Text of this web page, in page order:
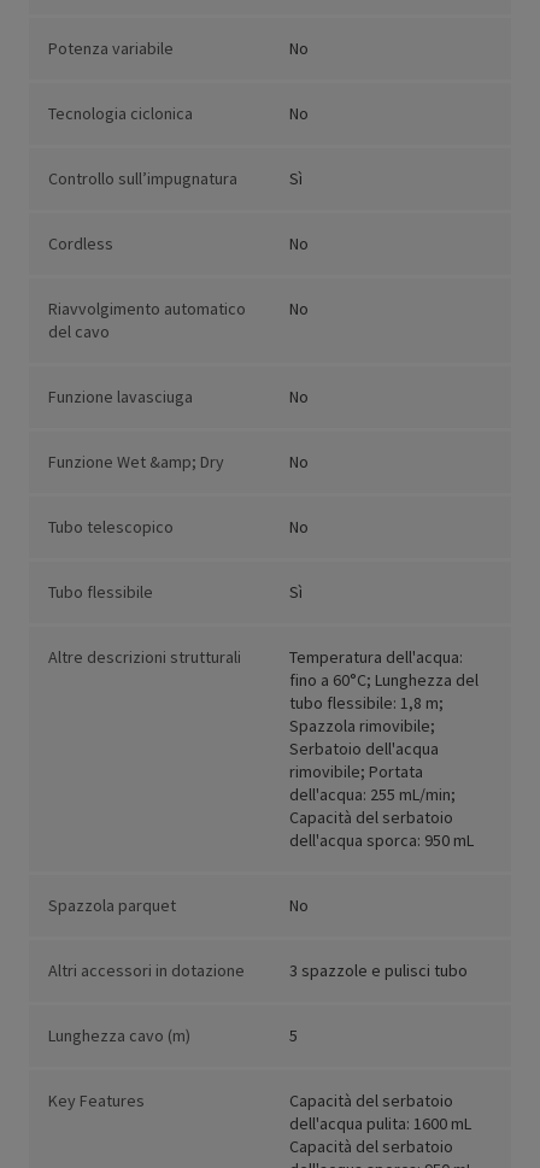
Potenza variabile No
Tecnologia ciclonica No
Controllo sull’impugnatura Sì
Cordless No
Riavvolgimento automatico
del cavo
No
Funzione lavasciuga No
Funzione Wet &amp; Dry No
Tubo telescopico No
Tubo flessibile Sì
Altre descrizioni strutturali
Temperatura dell'acqua:
fino a 60°C; Lunghezza del
tubo flessibile: 1,8 m;
Spazzola rimovibile;
Serbatoio dell'acqua
rimovibile; Portata
dell'acqua: 255 mL/min;
Capacità del serbatoio
dell'acqua sporca: 950 mL
Spazzola parquet No
Altri accessori in dotazione 3 spazzole e pulisci tubo
Lunghezza cavo (m) 5
Key Features
Capacità del serbatoio
dell'acqua pulita: 1600 mL
Capacità del serbatoio